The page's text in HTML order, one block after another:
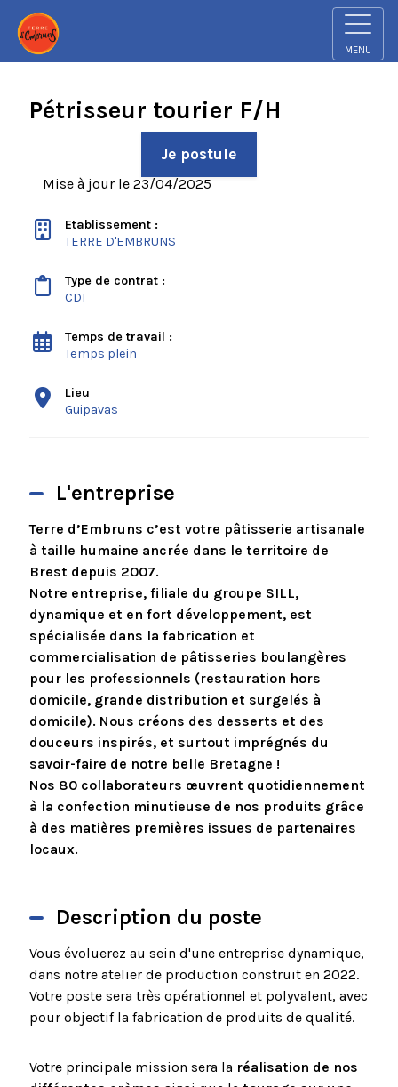
MENU
Pétrisseur tourier F/H
Je postule
Mise à jour le 23/04/2025
Etablissement :
TERRE D'EMBRUNS
Type de contrat :
CDI
Temps de travail :
Temps plein
Lieu
Guipavas
L'entreprise
Terre d’Embruns c’est votre pâtisserie artisanale
à taille humaine ancrée dans le territoire de
Brest depuis 2007.
Notre entreprise, filiale du groupe SILL,
dynamique et en fort développement, est
spécialisée dans la fabrication et
commercialisation de pâtisseries boulangères
pour les professionnels (restauration hors
domicile, grande distribution et surgelés à
domicile). Nous créons des desserts et des
douceurs inspirés, et surtout imprégnés du
savoir-faire de notre belle Bretagne !
Nos 80 collaborateurs œuvrent quotidiennement
à la confection minutieuse de nos produits grâce
à des matières premières issues de partenaires
locaux.
Description du poste
Vous évoluerez au sein d'une entreprise dynamique,
dans notre atelier de production construit en 2022.
Votre poste sera très opérationnel et polyvalent, avec
pour objectif la fabrication de produits de qualité.
Votre principale mission sera la réalisation de nos